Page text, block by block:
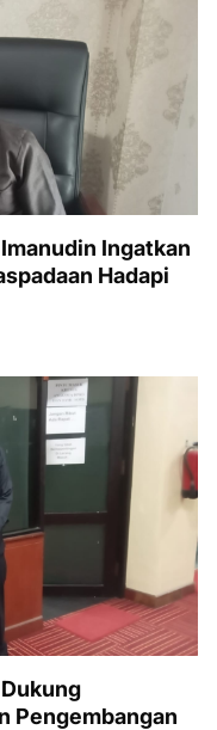
Ingatkan
Hadapi
Pengembangan